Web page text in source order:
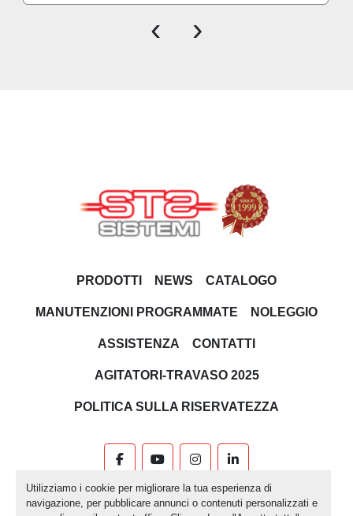
Utilizziamo i cookie per migliorare la tua esperienza di
navigazione, per pubblicare annunci o contenuti personalizzati e
‹ ›
PRODOTTI NEWS CATALOGO
MANUTENZIONI PROGRAMMATE NOLEGGIO
ASSISTENZA CONTATTI
AGITATORI-TRAVASO 2025
POLITICA SULLA RISERVATEZZA
facebookyoutubeinstagramlinkedin
Machinio Systemsito web diMachinio